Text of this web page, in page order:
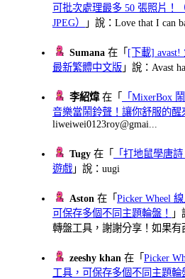
可批次處理最多 50 張照片！
JPEG）
」說：Love that I can
Sumana 在「 [下載] avast!
最新繁體中文版 」說：Avast
李紹煒在「
「MixerBox
音樂當鬧鈴聲！讓你舒服的醒
liweiwei0123roy@gmai...
Tugy 在「
「打地鼠學唐
遊戲 」說：uugi
Aston 在「Picker Wheel
可保存多個不同主題輪盤！
轉盤工具，謝謝分享！如果有
zeeshy khan 在「Picker
工具，可保存多個不同主題輪